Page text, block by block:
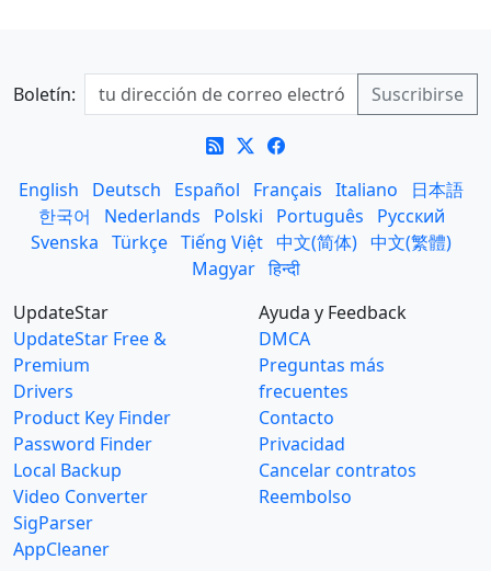
Boletín:
English Deutsch Español Français Italiano
日本語
한국어
Nederlands Polski Português
Русский
Svenska Türkçe Tiếng Việt 中文(简体) 中文(繁體)
Magyar हिन्दी
UpdateStar
UpdateStar Free &
Premium
Drivers
Product Key Finder
Password Finder
Local Backup
Video Converter
SigParser
AppCleaner
Ayuda y Feedback
DMCA
Preguntas más
frecuentes
Contacto
Privacidad
Cancelar contratos
Reembolso